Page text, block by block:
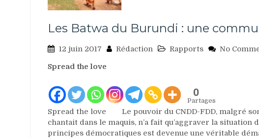
Les Batwa du Burundi : une
12 juin 2017 Rédaction Rapports No
Spread the love
0
Partages
Spread the love Le pouvoir du CNDD-FDD, malgré
chantait dans le maquis, n’a fait qu’aggraver la situation
principes démocratiques est devenue une véritable